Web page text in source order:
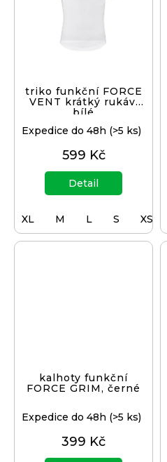
triko funkční FORCE
VENT krátký rukáv,
bílé
Expedice do 48h (>5 ks)
599 Kč
Detail
XL M L S XS
kalhoty funkční
FORCE GRIM, černé
Expedice do 48h (>5 ks)
399 Kč
FCM8200
PŘEVODNÍKU,
099